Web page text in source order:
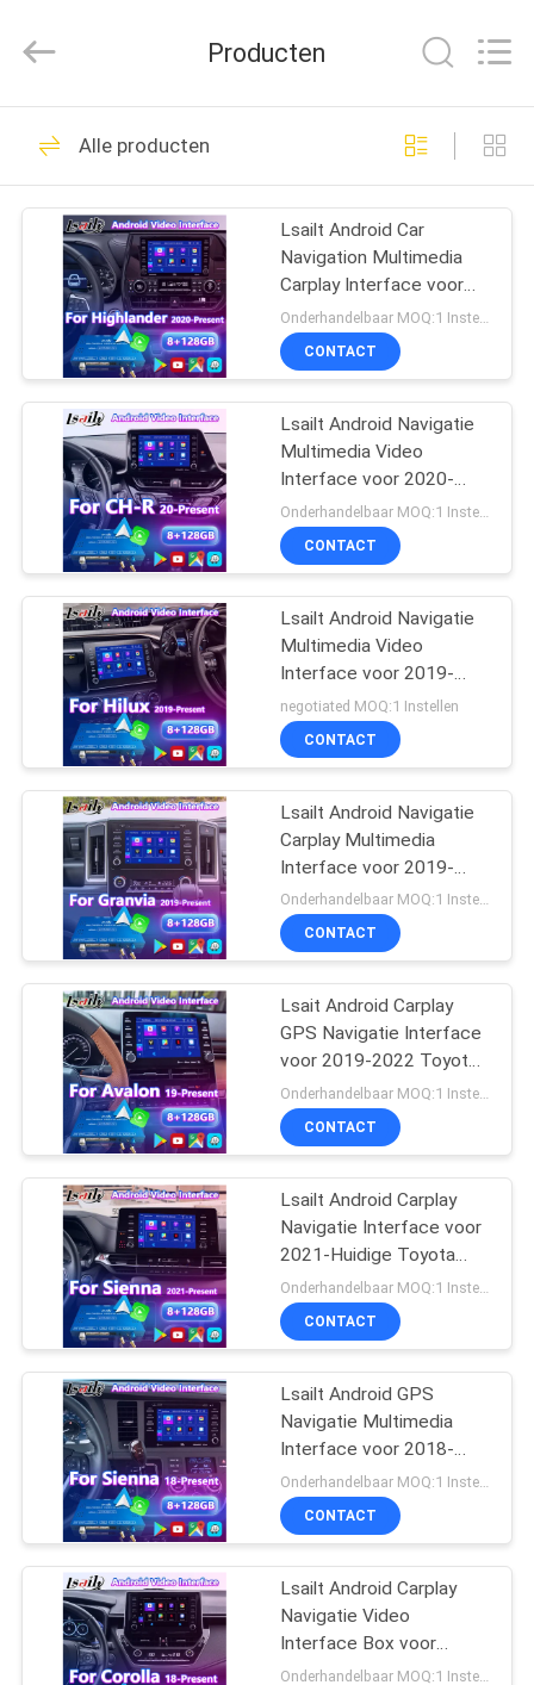
HUIS
PRODUCTEN
VIDEOS
ONGEVEER
ONS
FABRIEKSREIS
KWALITEITSCONTROLE
CONTACTEER
ONS
NIEUWS
GEVALLEN
SITEMAP
PRIVACY
POLICY
Automobile
Electron
Rights
De Doos van de
autonavigatie
70
Android-
Navigatiedoos
56
GPS-Navigatiedoos
Lexus Video
Interface
130
NISSAN Multimedia
Interface
52
Lexus Android
Screen
57
Producten
Alle producten
Lsailt Android Car
Navigation Multimedia
Carplay Interface voor
2020 en heden Toyota
Highlander
Onderhandelbaar MOQ:1 Instellen
CONTACT
Lsailt Android Navigatie
Multimedia Video
Interface voor 2020-
Heden Toyota C-HR CHR
CONTACT
Lsailt Android Navigatie
Multimedia Video
Interface voor 2019-
Heden Toyota Hilux
negotiated MOQ:1 Instellen
CONTACT
Lsailt Android Navigatie
Carplay Multimedia
Interface voor 2019-
Heden Toyota Granvia
Onderhandelbaar MOQ:1 Instellen
CONTACT
Lsait Android Carplay
GPS Navigatie Interface
voor 2019-2022 Toyota
Avalon
Onderhandelbaar MOQ:1 Instellen
CONTACT
Lsailt Android Carplay
Navigatie Interface voor
2021-Huidige Toyota
Sienna LE XLE XSE
CONTACT
Lsailt Android GPS
Navigatie Multimedia
Interface voor 2018-
2020 Toyota Sienna
CONTACT
Lsailt Android Carplay
Navigatie Video
Interface Box voor
2018-Heden Toyota